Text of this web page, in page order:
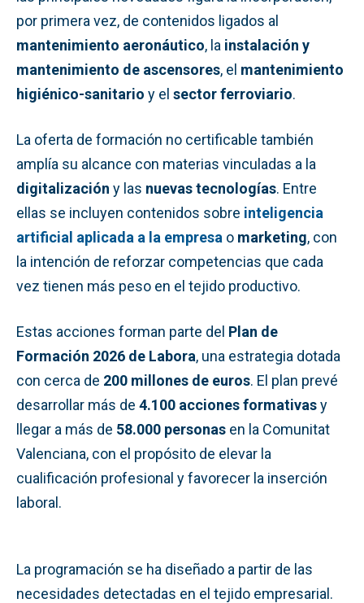
por primera vez, de contenidos ligados al
mantenimiento aeronáutico, la instalación y
mantenimiento de ascensores, el mantenimiento
higiénico-sanitario y el sector ferroviario.
La oferta de formación no certificable también
amplía su alcance con materias vinculadas a la
digitalización y las nuevas tecnologías. Entre
ellas se incluyen contenidos sobre inteligencia
artificial aplicada a la empresa o marketing, con
la intención de reforzar competencias que cada
vez tienen más peso en el tejido productivo.
Estas acciones forman parte del Plan de
Formación 2026 de Labora, una estrategia dotada
con cerca de 200 millones de euros. El plan prevé
desarrollar más de 4.100 acciones formativasy
llegar a más de 58.000 personas en la Comunitat
Valenciana, con el propósito de elevar la
cualificación profesional y favorecer la inserción
laboral.
La programación se ha diseñado a partir de las
necesidades detectadas en el tejido empresarial.